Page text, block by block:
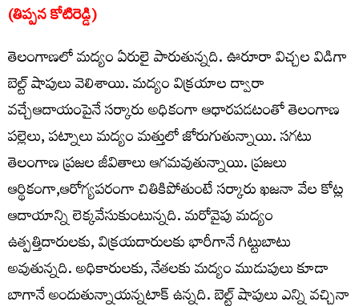
(తిప్పన కోటిరెడ్డి)
తెలంగాణ‌లో మ‌ద్యం ఏరులై పారుతున్న‌ది. ఊరూరా విచ్చ‌ల విడిగా
బెల్ట్ షాపులు వెలిశాయి. మ‌ద్యం విక్ర‌యాల ద్వారా
వ‌చ్చేఆదాయంపైనే స‌ర్కారు అధికంగా ఆధారపడటంతో తెలంగాణ
ప‌ల్లెలు, ప‌ట్నాలు మ‌ద్యం మ‌త్తులో జోరుగుతున్నాయి. స‌గ‌టు
తెలంగాణ ప్ర‌జ‌ల జీవితాలు ఆగ‌మ‌వుతున్నాయి. ప్ర‌జ‌లు
ఆర్థికంగా,ఆరోగ్యప‌రంగా చితికిపోతుంటే సర్కారు ఖ‌జ‌నా వేల కోట్ల
ఆదాయాన్ని లెక్కవేసుకుంటున్నది. మరోవైపు మ‌ద్యం
ఉత్ప‌త్తిదారుల‌కు, విక్ర‌యదారుల‌కు భారీగానే గిట్టుబాటు
అవుతున్న‌ది. అధికారుల‌కు, నేత‌ల‌కు మ‌ద్యం ముడుపులు కూడా
బాగానే అందుతున్నాయ‌న్న‌టాక్ ఉన్న‌ది. బెల్ట్ షాపులు ఎన్ని వ‌చ్చినా